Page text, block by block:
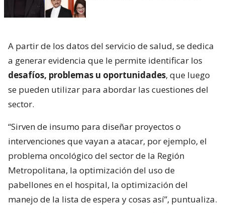
A partir de los datos del servicio de salud, se dedica
a generar evidencia que le permite identificar los
desafíos, problemas u oportunidades, que luego
se pueden utilizar para abordar las cuestiones del
sector.
“Sirven de insumo para diseñar proyectos o
intervenciones que vayan a atacar, por ejemplo, el
problema oncológico del sector de la Región
Metropolitana, la optimización del uso de
pabellones en el hospital, la optimización del
manejo de la lista de espera y cosas así”, puntualiza.